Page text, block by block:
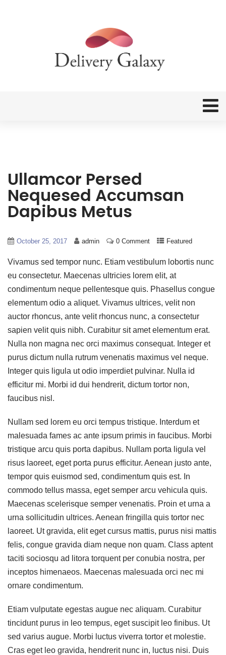
Ullamcor Persed
Nequesed Accumsan
Dapibus Metus
October 25, 2017 admin 0 Comment Featured
Vivamus sed tempor nunc. Etiam vestibulum lobortis nunc
eu consectetur. Maecenas ultricies lorem elit, at
condimentum neque pellentesque quis. Phasellus congue
elementum odio a aliquet. Vivamus ultrices, velit non
auctor rhoncus, ante velit rhoncus nunc, a consectetur
sapien velit quis nibh. Curabitur sit amet elementum erat.
Nulla non magna nec orci maximus consequat. Integer et
purus dictum nulla rutrum venenatis maximus vel neque.
Integer quis ligula ut odio imperdiet pulvinar. Nulla id
efficitur mi. Morbi id dui hendrerit, dictum tortor non,
faucibus nisl.
Nullam sed lorem eu orci tempus tristique. Interdum et
malesuada fames ac ante ipsum primis in faucibus. Morbi
tristique arcu quis porta dapibus. Nullam porta ligula vel
risus laoreet, eget porta purus efficitur. Aenean justo ante,
tempor quis euismod sed, condimentum quis est. In
commodo tellus massa, eget semper arcu vehicula quis.
Maecenas scelerisque semper venenatis. Proin et urna a
urna sollicitudin ultrices. Aenean fringilla quis tortor nec
laoreet. Ut gravida, elit eget cursus mattis, purus nisi mattis
felis, congue gravida diam neque non quam. Class aptent
taciti sociosqu ad litora torquent per conubia nostra, per
inceptos himenaeos. Maecenas malesuada orci nec mi
ornare condimentum.
Etiam vulputate egestas augue nec aliquam. Curabitur
tincidunt purus in leo tempus, eget suscipit leo finibus. Ut
sed varius augue. Morbi luctus viverra tortor et molestie.
Cras eget leo gravida, hendrerit nunc in, luctus nisi. Duis